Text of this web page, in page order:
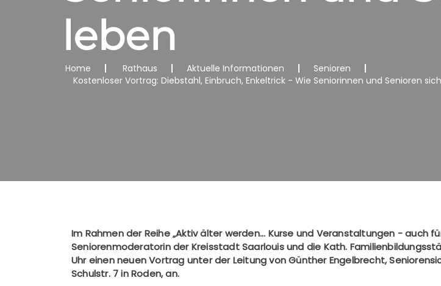
leben
Home Rathaus Aktuelle Informationen
Senioren
Kostenloser Vortrag: Diebstahl, Einbruch, Enkeltrick - Wie Seniorinnen und Senioren
Im Rahmen der Reihe „Aktiv älter werden... Kurse und Veranstaltungen - auch
Seniorenmoderatorin der Kreisstadt Saarlouis und die Kath.
Uhr einen neuen Vortrag unter der Leitung von Günther Engelbrecht,
Schulstr. 7 in Roden, an.